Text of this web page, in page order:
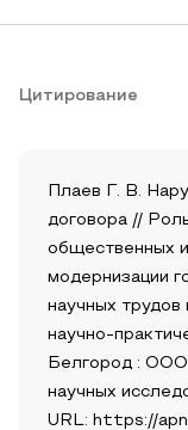
Цитирование
Плаев Г. В.
договора //
общественных и
модернизации
научных
научно-
Белгород : ООО
научных
URL: https://